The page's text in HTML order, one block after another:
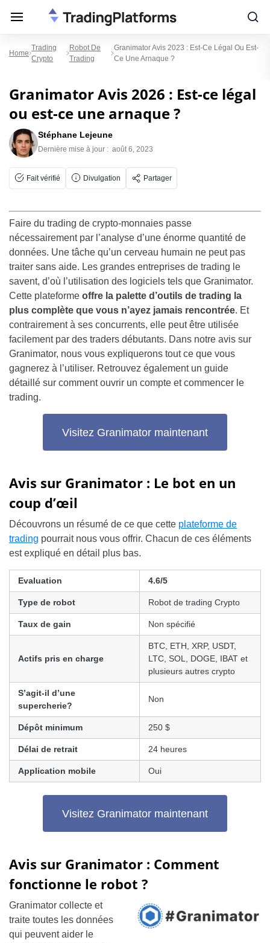
Home
Trading
Crypto
Robot De
Trading
Granimator Avis 2023 : Est-Ce Légal Ou Est-
Ce Une Arnaque ?
Granimator Avis 2026 : Est-ce légal
ou est-ce une arnaque ?
Stéphane Lejeune
Dernière mise à jour : août 6, 2023
Fait vérifié Divulgation Partager
Faire du trading de crypto-monnaies passe
nécessairement par l’analyse d’une énorme quantité de
données. Une tâche qu’un cerveau humain ne peut pas
traiter sans aide. Les grandes entreprises de trading le
savent, d’où l’utilisation des logiciels tels que Granimator.
Cette plateforme offre la palette d’outils de trading la
plus complète que vous n’ayez jamais rencontrée. Et
contrairement à ses concurrents, elle peut être utilisée
facilement par des traders débutants. Dans notre avis sur
Granimator, nous vous expliquerons tout ce que vous
gagnerez à l’utiliser. Retrouvez également un guide
détaillé sur comment ouvrir un compte et commencer le
trading.
Visitez Granimator maintenant
Avis sur Granimator : Le bot en un
coup d’œil
Découvrons un résumé de ce que cette plateforme de
trading pourrait nous vous offrir. Chacun de ces éléments
est expliqué en détail plus bas.
Evaluation 4.6/5
Type de robot Robot de trading Crypto
Taux de gain Non spécifié
Actifs pris en charge
BTC, ETH, XRP, USDT,
LTC, SOL, DOGE, IBAT et
plusieurs autres crypto
S’agit-il d’une
supercherie?
Non
Dépôt minimum 250 $
Délai de retrait 24 heures
Application mobile Oui
Visitez Granimator maintenant
Avis sur Granimator : Comment
fonctionne le robot ?
Granimator collecte et
traite toutes les données
qui peuvent aider le